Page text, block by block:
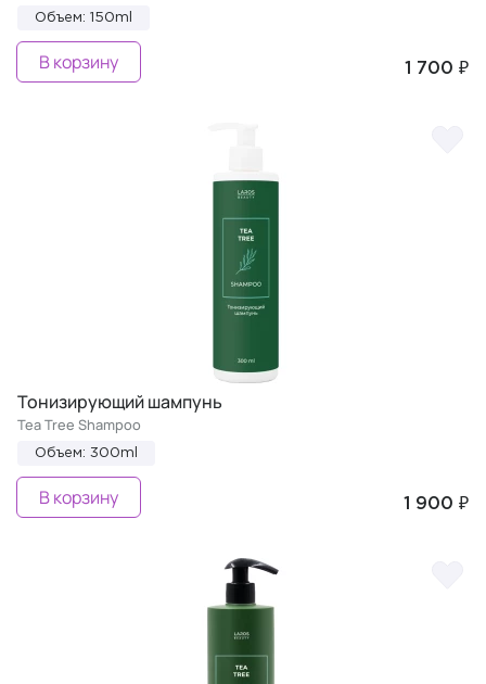
Объем: 150ml
1 700 ₽
В корзину
Тонизирующий шампунь
Tea Tree Shampoo
Объем: 300ml
1 900 ₽
В корзину